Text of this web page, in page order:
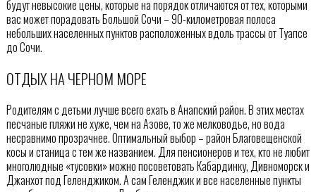
будут невысокие цены, которые на порядок отличаются от тех, которыми
вас может порадовать Большой Сочи – 90-километровая полоса
небольших населенных пунктов расположенных вдоль трассы от Туапсе
до Сочи.
ОТДЫХ НА ЧЕРНОМ МОРЕ
Родителям с детьми лучше всего ехать в Анапский район. В этих местах
песчаные пляжи не хуже, чем на Азове, то же мелководье, но вода
несравнимо прозрачнее. Оптимальный выбор – район Благовещенской
косы и станица с тем же названием. Для пенсионеров и тех, кто не любит
многолюдные «тусовки» можно посоветовать Кабардинку, Дивноморск и
Джанхот под Геленджиком. А сам Геленджик и все населенные пункты